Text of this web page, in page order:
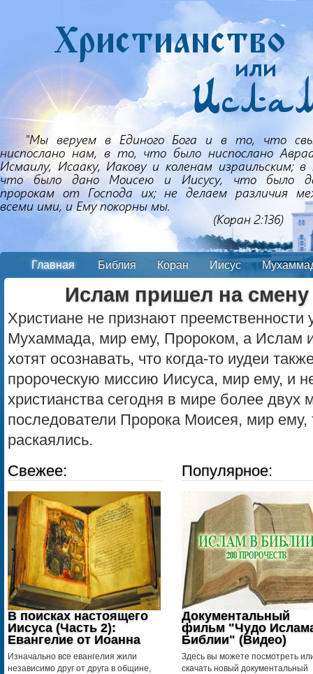
Главная Библия Коран Иисус
Ислам пришел на смену
Христиане не признают преемственности
Мухаммада, мир ему, Пророком, а Ислам
хотят осознавать, что когда-то иудеи
пророческую миссию Иисуса, мир ему, и
христианства сегодня в мире более двух
последователи Пророка Моисея, мир ему,
раскаялись.
Свежее:
В поисках настоящего
Иисуса (Часть 2):
Евангелие от Иоанна
Изначально все евангелия жили
независимо друг от друга в общине,
Популярное:
Документальный
фильм "Чудо
Библии" (Видео)
Здесь вы можете посмотреть
скачать новый документальный